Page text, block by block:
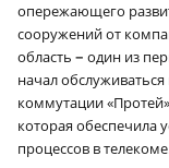
опережающего
сооружений от
область – один из
начал
коммутации
которая
процессов в